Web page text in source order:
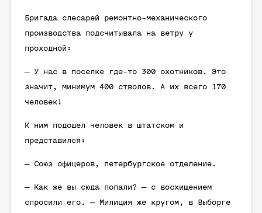
Бригада слесарей ремонтно-механического
производства подсчитывала на ветру у
проходной:
— У нас в поселке где-то 300 охотников. Это
значит, минимум 400 стволов. А их всего 170
человек!
К ним подошел человек в штатском и
представился:
— Союз офицеров, петербургское отделение.
— Как же вы сюда попали? — с восхищением
спросили его. — Милиция же кругом, в Выборге